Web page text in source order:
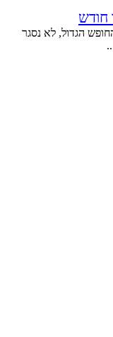
חודש
הגדול, לא נסגר